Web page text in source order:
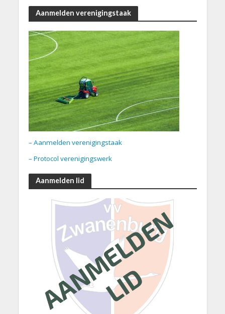
Aanmelden verenigingstaak
– Aanmelden verenigingstaak
– Protocol verenigingswerk
Aanmelden lid